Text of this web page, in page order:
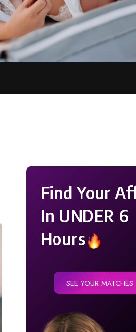
Find Your
In UNDER 6
Hours
SEE YOUR MATCHES